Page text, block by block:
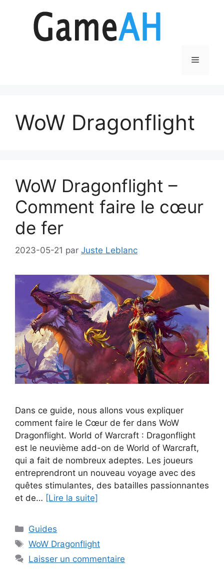
Menu
WoW Dragonflight
WoW Dragonflight –
Comment faire le cœur
de fer
2023-05-21 par Juste Leblanc
Dans ce guide, nous allons vous expliquer
comment faire le Cœur de fer dans WoW
Dragonflight. World of Warcraft : Dragonflight
est le neuvième add-on de World of Warcraft,
qui a fait de nombreux adeptes. Les joueurs
entreprendront un nouveau voyage avec des
quêtes stimulantes, des batailles passionnantes
et de… [Lire la suite]
Catégories
Guides
Étiquettes
WoW Dragonflight
Laisser un commentaire